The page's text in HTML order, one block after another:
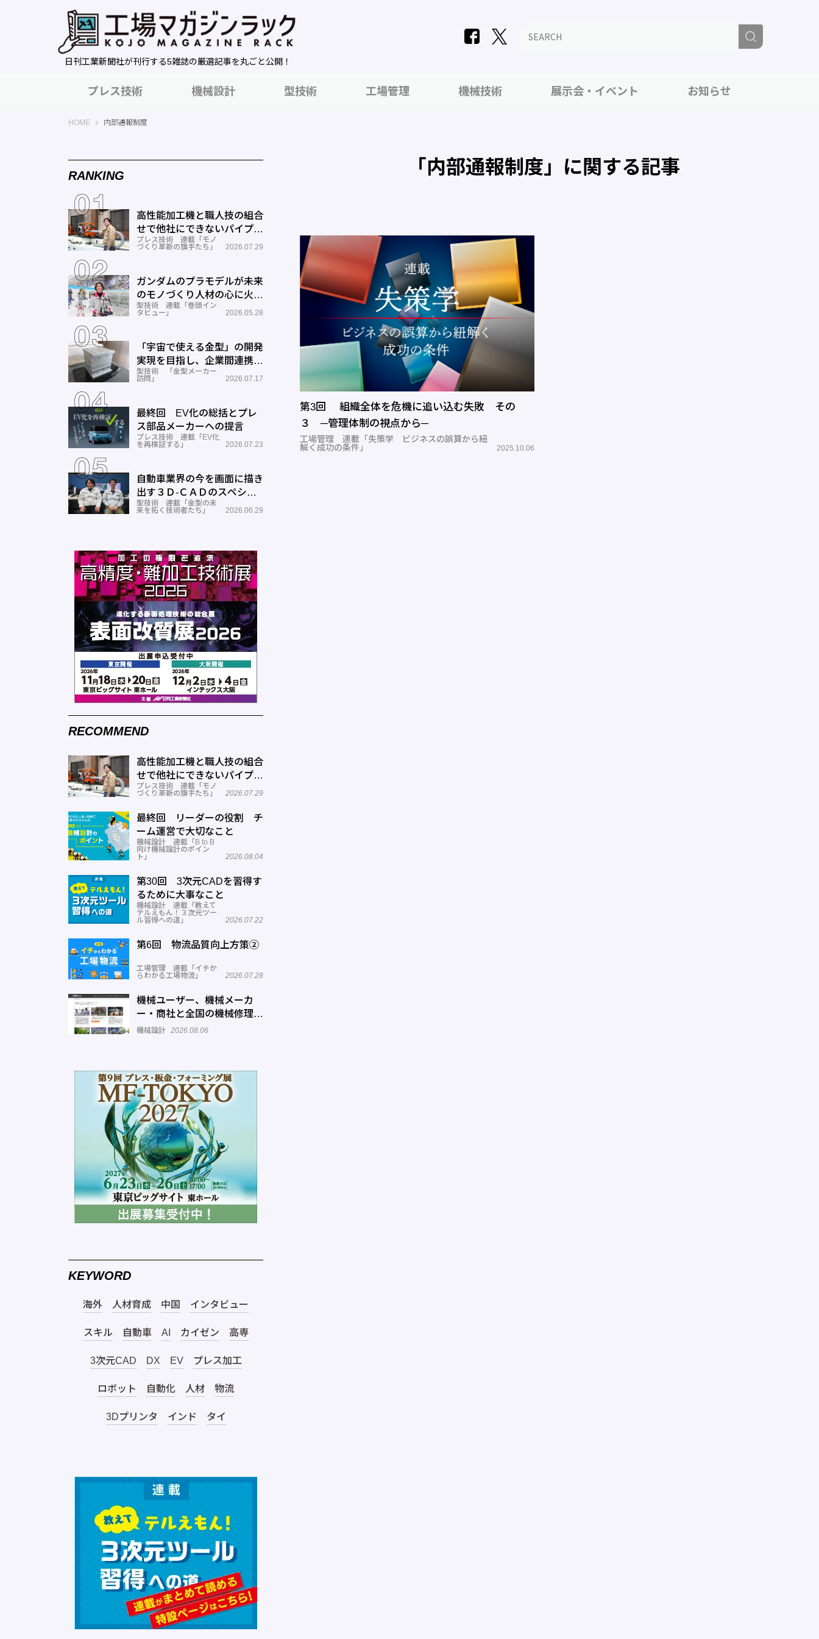
日刊工業新聞社が刊行する5雑誌の厳選記事を丸ごと公開！
プレス技術 機械設計 型技術 工場管理 機械技術 展示会・イベント お知らせ
HOME 工場マガジンラック｜日刊工業新聞社
内部通報制度
「内部通報制度」に関する記事
第3回 組織全体を危機に追い込む失敗 その
３ ─管理体制の視点から─
工場管理 連載「失策学 ビジネスの誤算から紐
解く成功の条件」
2025.10.06
RANKING
高性能加工機と職人技の組合
せで他社にできないパイプ曲
げを実現―ミナミ技研
プレス技術 連載「モノ
づくり革新の旗手たち」
2026.07.29
ガンダムのプラモデルが未来
のモノづくり人材の心に火を
つける―BANDAI SPIRITS
型技術 連載「巻頭イン
タビュー」
2026.05.28
「宇宙で使える金型」の開発
実現を目指し、企業間連携を
推進―ワールド工業
型技術 「金型メーカー
訪問」
2026.07.17
最終回 EV化の総括とプレ
ス部品メーカーへの提言
プレス技術 連載「EV化
を再検証する」
2026.07.23
自動車業界の今を画面に描き
出す３Ｄ-ＣＡＤのスペシャ
リストとしての成長と展望ー
型技術 連載「金型の未
来を拓く技術者たち」
2026.06.29
RECOMMEND
高性能加工機と職人技の組合
せで他社にできないパイプ曲
げを実現―ミナミ技研
プレス技術 連載「モノ
づくり革新の旗手たち」
2026.07.29
最終回 リーダーの役割 チ
ーム運営で大切なこと
機械設計 連載「B to B
向け機械設計のポイン
ト」
2026.08.04
第30回 3次元CADを習得す
るために大事なこと
機械設計 連載「教えて
テルえもん！３次元ツー
ル習得への道」
2026.07.22
第6回 物流品質向上方策②
工場管理 連載「イチか
らわかる工場物流」
2026.07.28
機械ユーザー、機械メーカ
ー・商社と全国の機械修理業
者をマッチングするサービス
機械設計 2026.08.06
KEYWORD
海外 人材育成 中国 インタビュー
スキル 自動車 AI カイゼン 高専
3次元CAD DX EV プレス加工
ロボット 自動化 人材 物流
3Dプリンタ インド タイ